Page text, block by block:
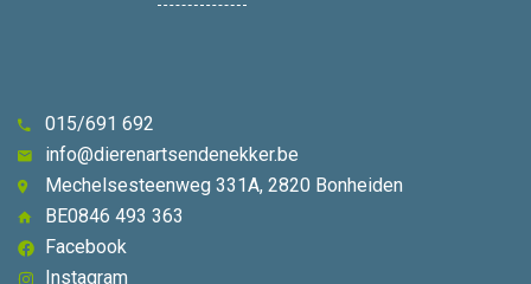
015/691 692
info@dierenartsendenekker.be
Mechelsesteenweg 331A, 2820 Bonheiden
BE0846 493 363
Facebook
Instagram